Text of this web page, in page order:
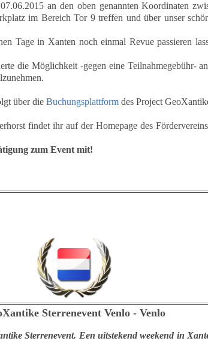
an den oben genannten Koordinaten
im Bereich Tor 9 treffen und über unser
Tage in Xanten noch einmal Revue passieren
die Möglichkeit -gegen eine Teilnahmegebühr-
über die Buchungsplattform des Project
findet ihr auf der Homepage des
zum Event mit!
Sterrenevent Venlo- Venlo
Sterrenevent. Een uitstekend weekend in